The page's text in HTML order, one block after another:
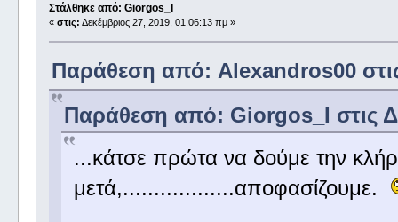
Στάλθηκε από: Giorgos_I
« στις: Δεκέμβριος 27, 2019, 01:06:13 πμ »
Παράθεση από: Alexandros00
Παράθεση από: Giorgos_I στις
...κάτσε πρώτα να δούμε την
μετά,..................αποφασίζουμε.